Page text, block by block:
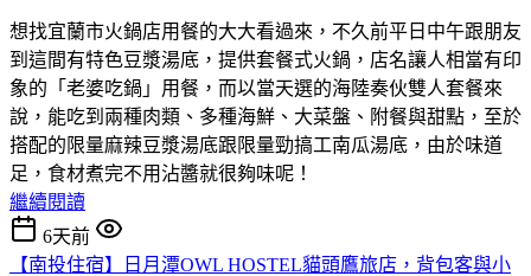
想找宜蘭市火鍋店用餐的大大看過來，不久前平日中午跟朋友
到這間有特色豆漿湯底，提供套餐式火鍋，店名讓人相當有印
象的「老婆吃鍋」用餐，而以當天選的海陸奏伙雙人套餐來
說，能吃到兩種肉類、多種海鮮、大菜盤、附餐與甜點，至於
搭配的限量麻辣豆漿湯底跟限量勁搞工南瓜湯底，由於味道
足，食材煮完不用沾醬就很夠味呢！
繼續閱讀
6天前
【南投住宿】日月潭OWL HOSTEL貓頭鷹旅店，背包客與小